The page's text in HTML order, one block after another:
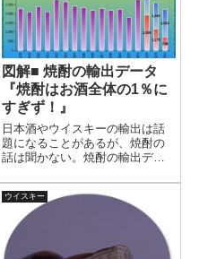
図解■ 焼酎の輸出データ
『焼酎はお酒全体の1％に
すぎず！』
日本酒やウイスキーの輸出は話
題になることがあるが、焼酎の
話は聞かない。焼酎の輸出デー
することで、焼酎の現状が知れ
るだろう。また、お酒全体での
焼酎の比率もまとめたので、視
野を広くして焼酎の輸出を考え
てみよう。
ウイスキー